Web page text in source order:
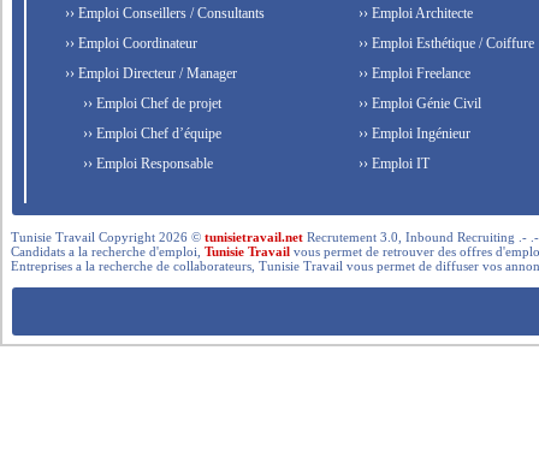
›› Emploi Conseillers / Consultants
›› Emploi Coordinateur
›› Emploi Directeur / Manager
›› Emploi Chef de projet
›› Emploi Chef d’équipe
›› Emploi Responsable
›› Emploi Architecte
›› Emploi Esthétique / Coiffure
›› Emploi Freelance
›› Emploi Génie Civil
›› Emploi Ingénieur
›› Emploi IT
Tunisie Travail Copyright 2026 ©tunisietravail.net Recrutement 3.0, Inbound Recruiting .-
Candidats a la recherche d'emploi,Tunisie Travail vous permet de retrouver des offres
Entreprises a la recherche de collaborateurs, Tunisie Travail vous permet de diffuser vos